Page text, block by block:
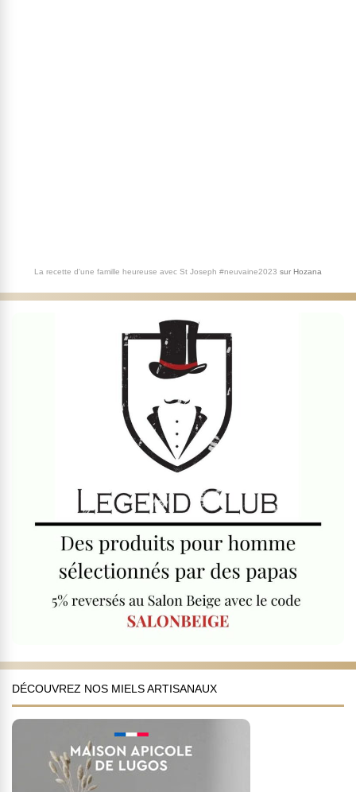
La recette d'une famille heureuse avec St Joseph #neuvaine2023 sur Hozana
DÉCOUVREZ NOS MIELS ARTISANAUX